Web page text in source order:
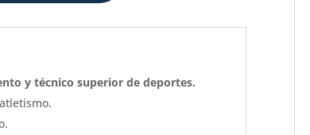
y técnico superior de deportes.​